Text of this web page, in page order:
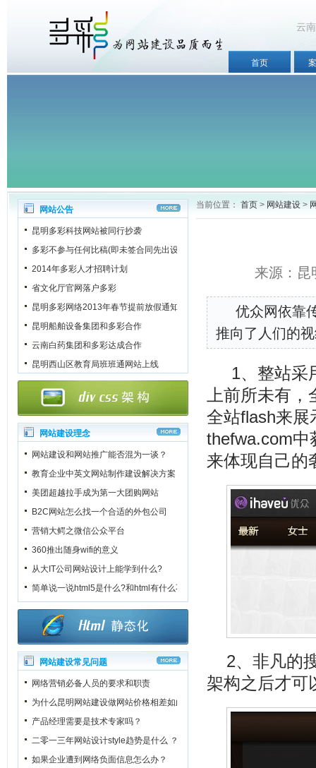
云
首页
网站公告
昆明多彩科技网站被同行抄袭
多彩不参与任何比稿(即未签合同先出设计稿)
2014年多彩人才招聘计划
省文化厅官网落户多彩
昆明多彩网络2013年春节提前放假通知
昆明船舶设备集团和多彩合作
云南白药集团和多彩达成合作
昆明西山区教育局班班通网站上线
网站建设理念
网站建设和网站推广能否混为一谈？
教育企业中英文网站制作建设解决方案
美团超越拉手成为第一大团购网站
B2C网站怎么找一个合适的外包公司
营销大鳄之微信公众平台
360推出随身wifi的意义
从大IT公司网站设计上能学到什么?
简单说一说html5是什么?和html有什么不一样?
网站建设常见问题
网络营销必备人员的要求和职责
为什么昆明网站建设做网站价格相差如此之大？
产品经理需要是技术专家吗？
二零一三年网站设计style趋势是什么 ？
如果企业遭到网络负面信息怎么办？
当前位置： 首页 > 网站建设 >
来源：
优众网依靠
推向了人们的
1、整站采
上前所未有
全站flash来展
thefwa.com中
来体现自己的
2、非凡的
架构之后才可